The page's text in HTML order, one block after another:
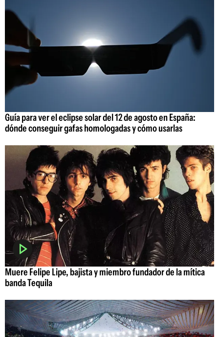
Guía para ver el eclipse solar del 12 de agosto en España:
dónde conseguir gafas homologadas y cómo usarlas
Muere Felipe Lipe, bajista y miembro fundador de la mítica
banda Tequila